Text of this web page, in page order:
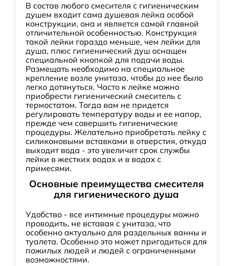
В состав любого смесителя с гигиеническим
душем входит сама душевая лейка особой
конструкции, она и является самой главной
отличительной особенностью. Конструкция
такой лейки гораздо меньше, чем лейки для
душа, плюс гигиенический душ оснащен
специальной кнопкой для подачи воды.
Размещать необходимо на специальное
крепление возле унитаза, чтобы до нее было
легко дотянуться. Часто к лейке можно
приобрести гигиенический смеситель с
термостатом. Тогда вам не придется
регулировать температуру воды и ее напор,
прежде чем совершить гигиенические
процедуры. Желательно приобретать лейку с
силиконовыми вставками в отверстия, откуда
выходит вода - это увеличит срок службы
лейки в жестких водах и в водах с
примесями.
Основные преимущества смесителя
для гигиенического душа
Удобство - все интимные процедуры можно
проводить, не вставая с унитаза, что
особенно актуально для раздельных ванны и
туалета. Особенно это может пригодиться для
пожилых людей и людей с ограниченными
возможностями.